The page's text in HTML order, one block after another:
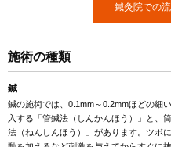
鍼灸院での
施術の種類
鍼
鍼の施術では、0.1mm～0.2mmほどの細
入する「管鍼法（しんかんほう）」と、
法（ねんしんほう）」があります。ツボ